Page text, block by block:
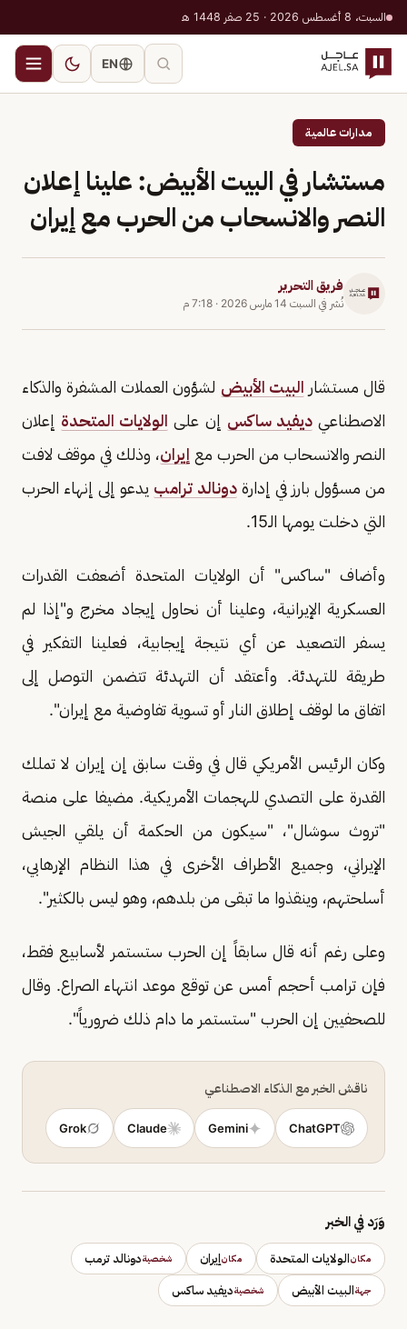
السبت، 8 أغسطس 2026 · 25 صفر 1448 هـ
EN
مدارات عالمية
مستشار في البيت الأبيض: علينا إعلان
النصر والانسحاب من الحرب مع إيران
فريق التحرير
نُشر في السبت 14 مارس 2026 · 7:18 م
قال مستشار البيت الأبيض لشؤون العملات المشفرة والذكاء
الاصطناعيديفيد ساكس إن على الولايات المتحدة إعلان
النصر والانسحاب من الحرب مع إيران، وذلك في موقف لافت
من مسؤول بارز في إدارةدونالد ترامب يدعو إلى إنهاء الحرب
التي دخلت يومها الـ15.
وأضاف "ساكس" ‌أن الولايات المتحدة أضعفت القدرات
العسكرية الإيرانية، وعلينا ‌أن نحاول إيجاد مخرج و"إذا لم
يسفر التصعيد ⁠عن أي نتيجة إيجابية، فعلينا التفكير في
طريقة للتهدئة. وأعتقد أن التهدئة تتضمن التوصل إلى
اتفاق ما لوقف إطلاق النار ​أو تسوية ​تفاوضية مع إيران".
وكان الرئيس الأمريكي قال في وقت سابق إن إيران لا تملك
القدرة على التصدي للهجمات الأمريكية. مضيفا على منصة
"تروث سوشال"، "سيكون من الحكمة أن يلقي الجيش
الإيراني، وجميع الأطراف الأخرى في هذا النظام الإرهابي،
أسلحتهم، وينقذوا ما تبقى من بلدهم، وهو ليس بالكثير".
وعلى رغم أنه قال سابقاً إن الحرب ستستمر لأسابيع فقط،
فإن ترامب أحجم أمس عن توقع موعد انتهاء الصراع. وقال
للصحفيين إن الحرب "ستستمر ما دام ذلك ضرورياً".
ناقش الخبر مع الذكاء الاصطناعي
ChatGPT
Gemini
Claude
Grok
وَرَد في الخبر
مكانالولايات المتحدة مكانإيران شخصيةدونالد ترمب
جهةالبيت الأبيض شخصيةديفيد ساكس